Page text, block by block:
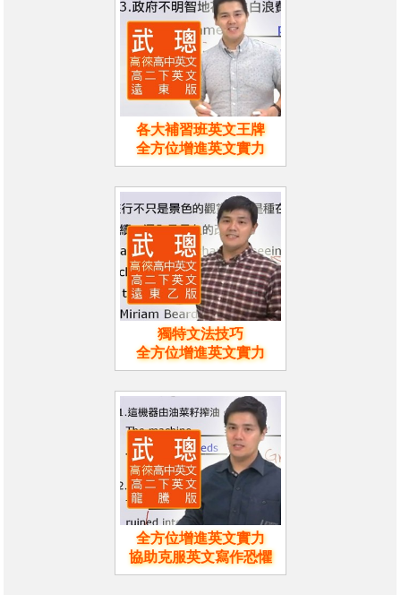
各大補習班英文王牌
全方位增進英文實力
獨特文法技巧
全方位增進英文實力
全方位增進英文實力
協助克服英文寫作恐懼